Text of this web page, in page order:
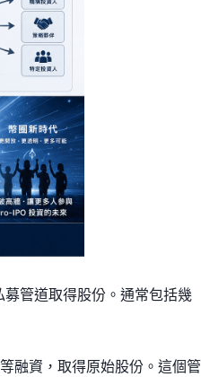
募管道取得股份。通常包括幾
融資，取得原始股份。這個管